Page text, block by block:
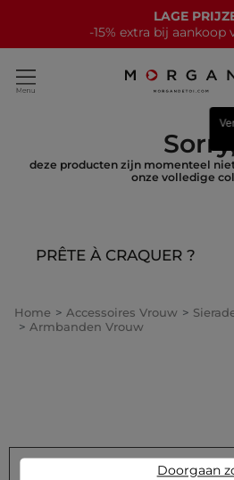
LAGE
-15% extra bij aankoop
deze producten zijn momenteel
onze volledige
PRÊTE À CRAQUER ?
Home Accessoires Vrouw
Armbanden Vrouw
Doorgaan